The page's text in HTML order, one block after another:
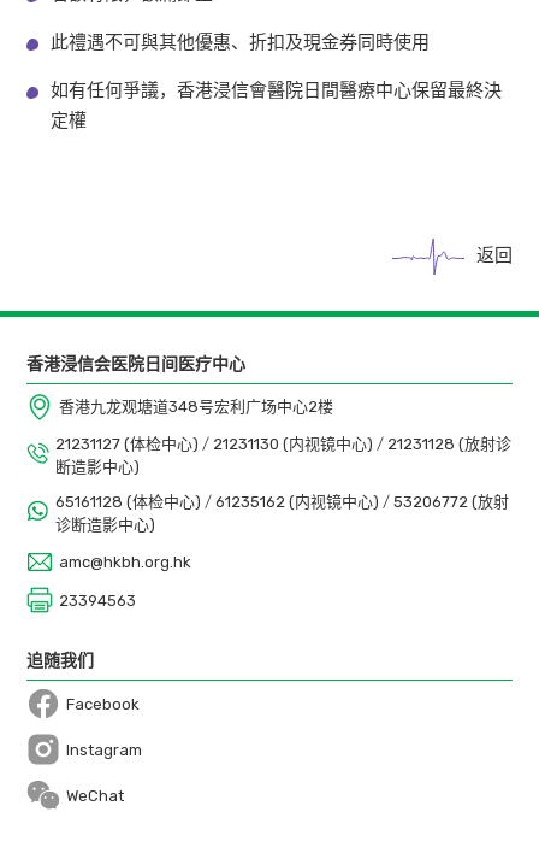
此禮遇不可與其他優惠、折扣及現金券同時使用
如有任何爭議，香港浸信會醫院日間醫療中心保留最終決
定權
返回
香港浸信会医院日间医疗中心
香港九龙观塘道348号宏利广场中心2楼
21231127 (体检中心) / 21231130 (内视镜中心) / 21231128 (放射诊
断造影中心)
65161128 (体检中心) / 61235162 (内视镜中心) / 53206772 (放射
诊断造影中心)
amc@hkbh.org.hk
23394563
追随我们
Facebook
Instagram
WeChat